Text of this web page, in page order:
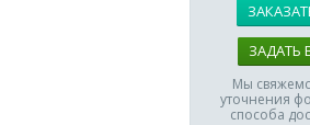
ЗАДАТЬ
Мы
уточнения
способа